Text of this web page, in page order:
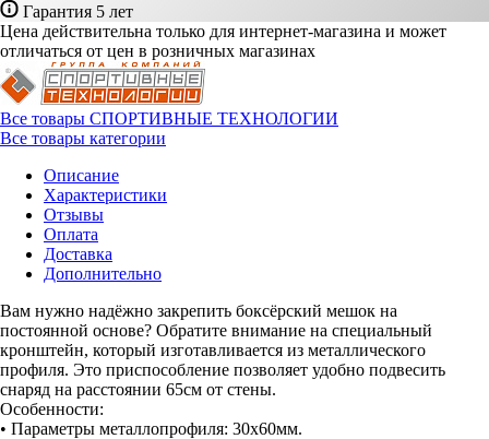
Гарантия 5 лет
Цена действительна только для интернет-магазина и может
отличаться от цен в розничных магазинах
Все товары СПОРТИВНЫЕ ТЕХНОЛОГИИ
Все товары категории
Описание
Характеристики
Отзывы
Оплата
Доставка
Дополнительно
Вам нужно надёжно закрепить боксёрский мешок на
постоянной основе? Обратите внимание на специальный
кронштейн, который изготавливается из металлического
профиля. Это приспособление позволяет удобно подвесить
снаряд на расстоянии 65см от стены.
Особенности:
• Параметры металлопрофиля: 30х60мм.